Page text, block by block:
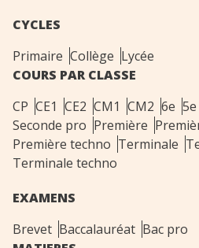
CYCLES
Primaire Collège Lycée
COURS PAR CLASSE
CP CE1 CE2 CM1 CM2 6e 5e
Seconde pro Première
Première techno Terminale
Terminale techno
EXAMENS
Brevet Baccalauréat Bac pro